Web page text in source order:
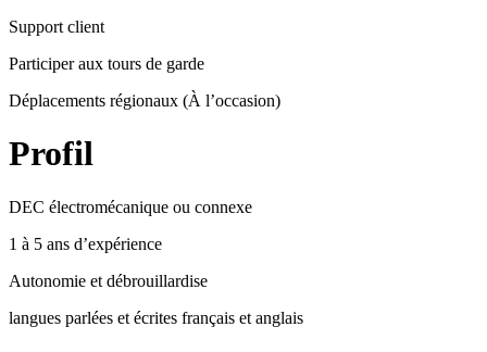
Support client
Participer aux tours de garde
Déplacements régionaux (À l’occasion)
Profil
DEC électromécanique ou connexe
1 à 5 ans d’expérience
Autonomie et débrouillardise
langues parlées et écrites français et anglais